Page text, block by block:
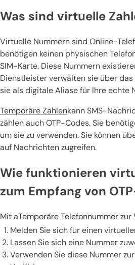
Was sind virtuelle
Virtuelle Nummern sind Online-
benötigen keinen physischen
SIM-Karte. Diese Nummern
Dienstleister verwalten sie über
sie als digitale Aliase für Ihre echte
Temporäre Zahlenkann SMS-
zählen auch OTP-Codes. Sie
um sie zu verwenden. Sie können
auf Nachrichten zugreifen.
Wie funktionieren
zum Empfang von
Mit aTemporäre Telefonnummer zur
Melden Sie sich für einen
Lassen Sie sich eine Nummer
Verwenden Sie diese Nummer